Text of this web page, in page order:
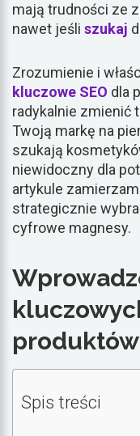
mają trudności ze
nawet jeśli szukaj
Zrozumienie i
kluczowe SEO dla
radykalnie zmienić
Twoją markę na
szukają
niewidoczny dla
artykule
strategicznie
cyfrowe magnesy.
Spis treści